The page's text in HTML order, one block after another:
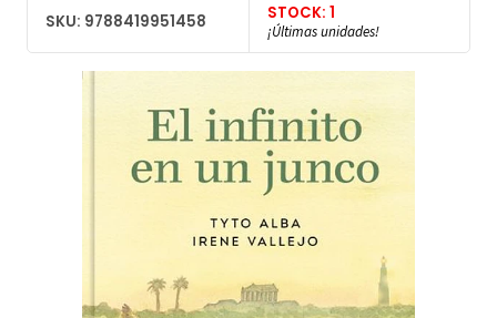
SKU: 9788419951458 STOCK: 1
¡Últimas unidades!